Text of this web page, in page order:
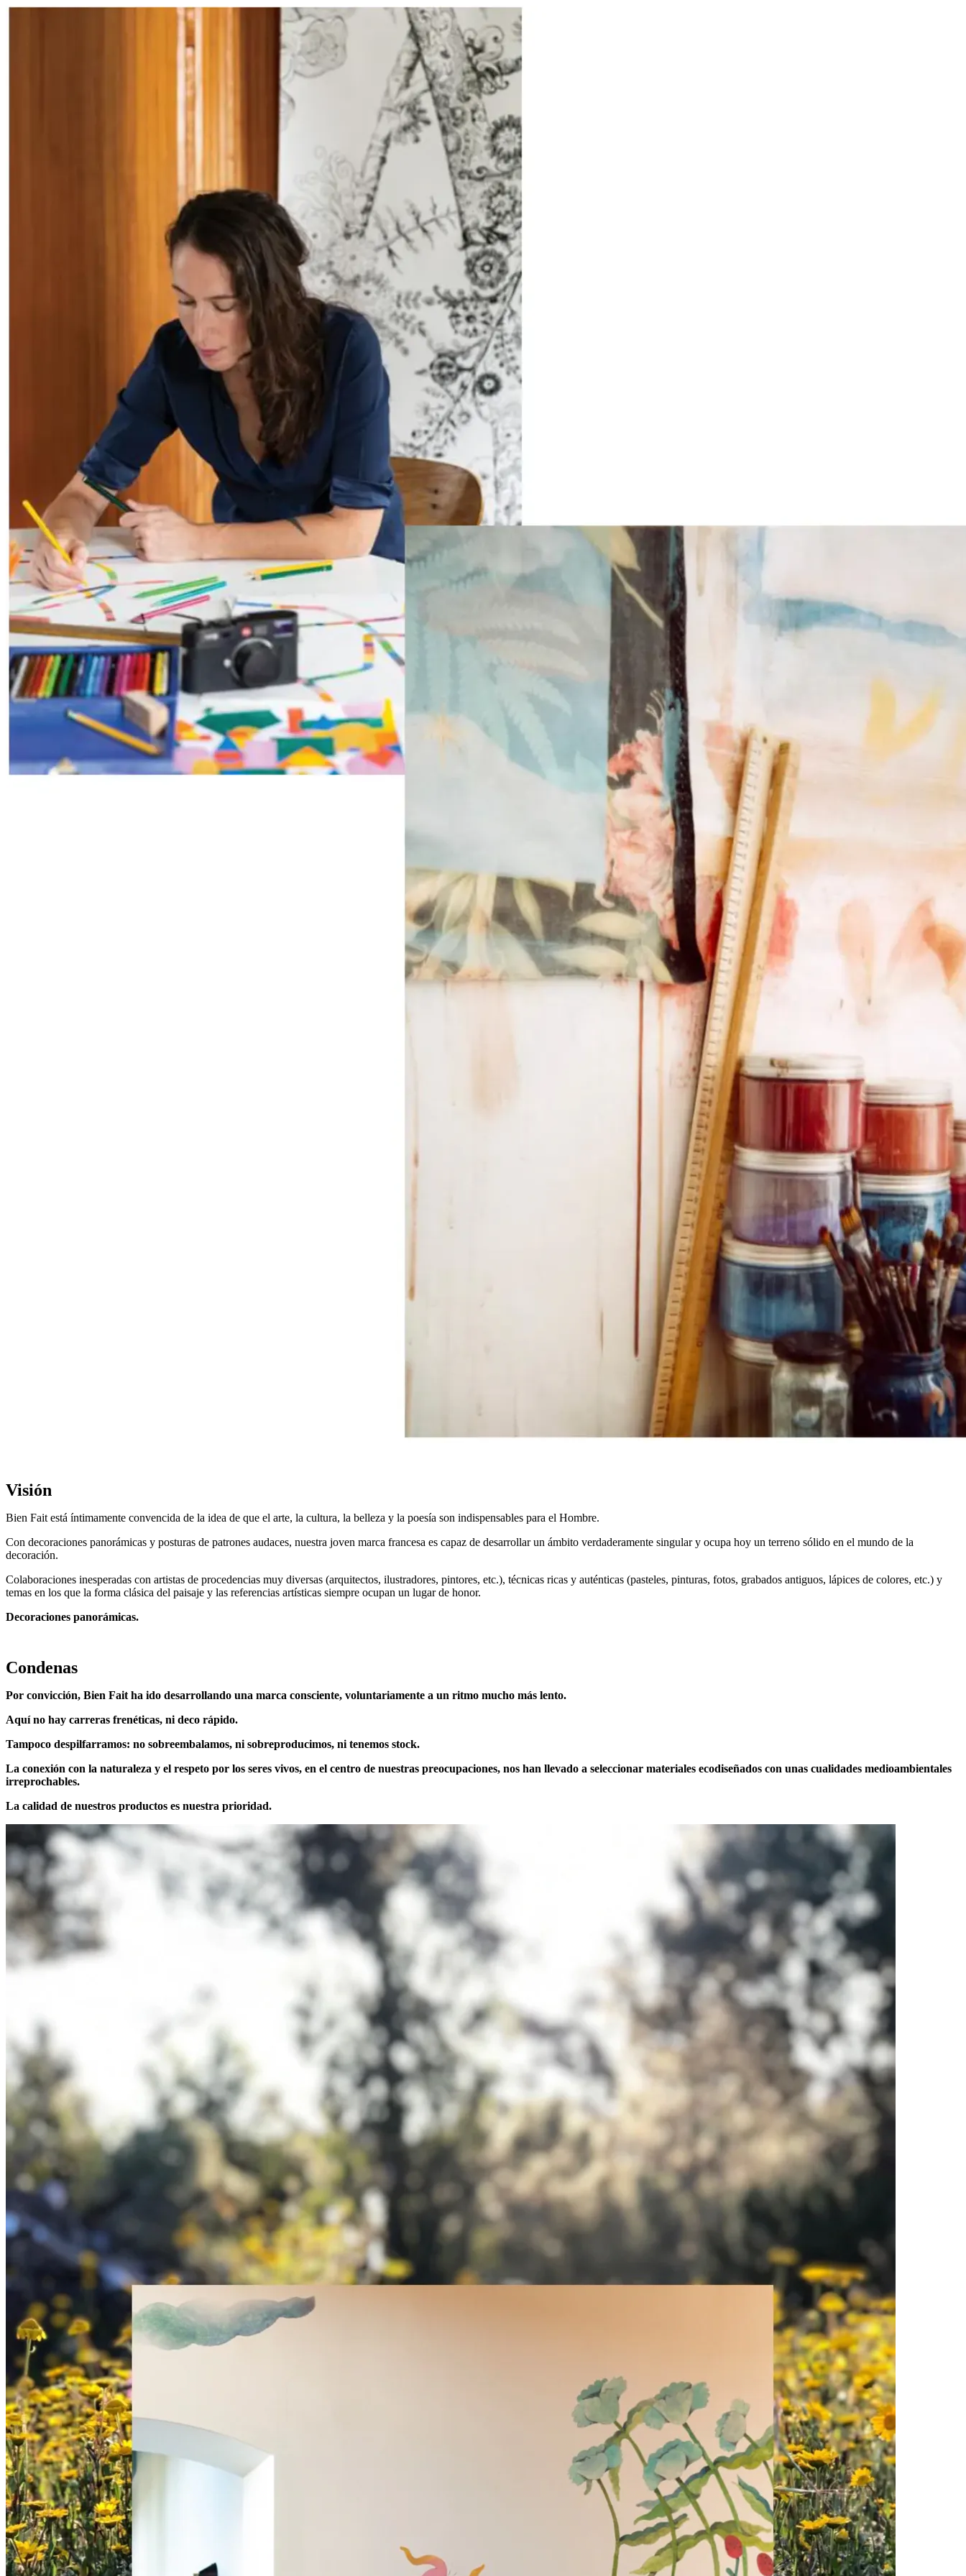
Visión
Bien Fait está íntimamente convencida de la idea de que el arte, la cultura, la belleza y la poesía son indispensables para el Hombre.
Con decoraciones panorámicas y posturas de patrones audaces, nuestra joven marca francesa es capaz de desarrollar un ámbito verdaderamente singular y ocupa hoy un terreno sólido en el mundo de la
decoración.
Colaboraciones inesperadas con artistas de procedencias muy diversas (arquitectos, ilustradores, pintores, etc.), técnicas ricas y auténticas (pasteles, pinturas, fotos, grabados antiguos, lápices de colores, etc.) y
temas en los que la forma clásica del paisaje y las referencias artísticas siempre ocupan un lugar de honor.
Decoraciones panorámicas.
Condenas
Por convicción, Bien Fait ha ido desarrollando una marca consciente, voluntariamente a un ritmo mucho más lento.
Aquí no hay carreras frenéticas, ni deco rápido.
Tampoco despilfarramos: no sobreembalamos, ni sobreproducimos, ni tenemos stock.
La conexión con la naturaleza y el respeto por los seres vivos, en el centro de nuestras preocupaciones, nos han llevado a seleccionar materiales ecodiseñados con unas cualidades medioambientales
irreprochables.
La calidad de nuestros productos es nuestra prioridad.